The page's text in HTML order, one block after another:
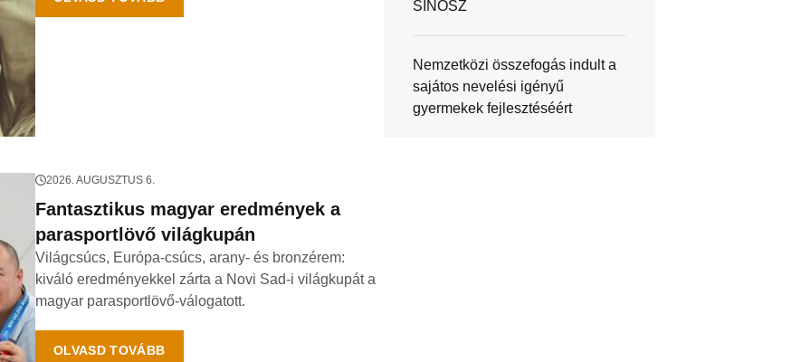
2026. AUGUSZTUS 6.
Fantasztikus magyar eredmények a
parasportlövő világkupán
Világcsúcs, Európa-csúcs, arany- és bronzérem:
kiváló eredményekkel zárta a Novi Sad-i világkupát a
magyar parasportlövő-válogatott.
OLVASD TOVÁBB
SINOSZ
Nemzetközi összefogás indult a
sajátos nevelési igényű
gyermekek fejlesztéséért